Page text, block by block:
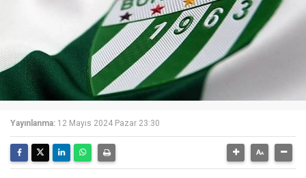
Yayınlanma: 12 Mayıs 2024 Pazar 23:30